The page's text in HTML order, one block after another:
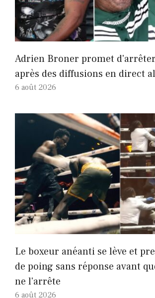
Adrien Broner promet
après des diffusions en direct
6 août 2026
Le boxeur anéanti se lève et
de poing sans réponse avant
ne l'arrête
6 août 2026